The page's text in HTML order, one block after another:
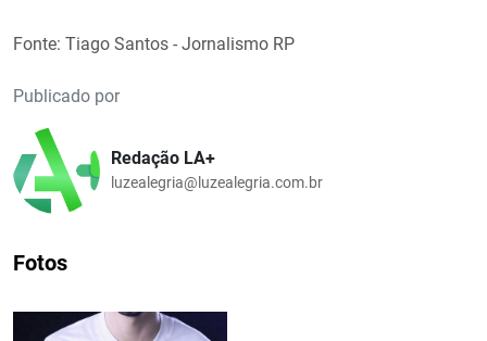
Fonte: Tiago Santos - Jornalismo RP
Publicado por
Redação LA+
luzealegria@luzealegria.com.br
Fotos